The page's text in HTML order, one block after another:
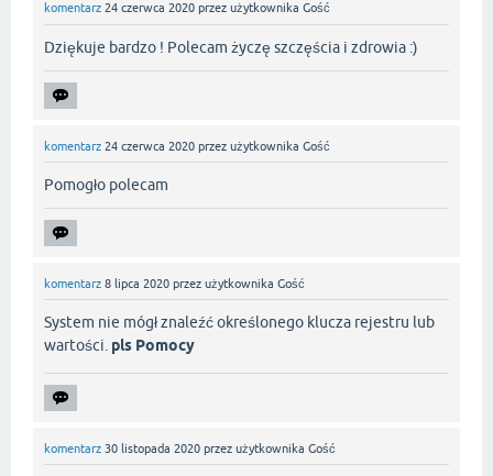
komentarz 24 czerwca 2020 przez użytkownika Gość
Dziękuje bardzo ! Polecam życzę szczęścia i zdrowia :)
komentarz 24 czerwca 2020 przez użytkownika Gość
Pomogło polecam
komentarz 8 lipca 2020 przez użytkownika Gość
System nie mógł znaleźć określonego klucza rejestru lub
wartości. pls Pomocy
komentarz 30 listopada 2020 przez użytkownika Gość